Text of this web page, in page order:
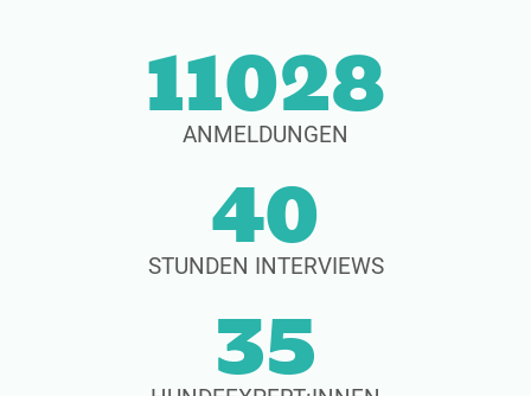
ANMELDUNGEN
11121
STUNDEN INTERVIEWS
40
35